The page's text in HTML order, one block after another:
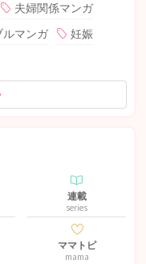
夫婦関係マンガ
マンガ
妊娠
連載
series
ママトピ
mama